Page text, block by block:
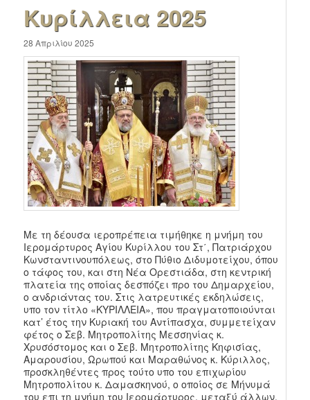
Κυρίλλεια 2025
28 Απριλίου 2025
Με τη δέουσα ιεροπρέπεια τιμήθηκε η μνήμη του
Ιερομάρτυρος Αγίου Κυρίλλου του Στ΄, Πατριάρχου
Κωνσταντινουπόλεως, στο Πύθιο Διδυμοτείχου, όπου
ο τάφος του, και στη Νέα Ορεστιάδα, στη κεντρική
πλατεία της οποίας δεσπόζει προ του Δημαρχείου,
ο ανδριάντας του. Στις λατρευτικές εκδηλώσεις,
υπο τον τίτλο «ΚΥΡΙΛΛΕΙΑ», που πραγματοποιούνται
κατ’ έτος την Κυριακή του Αντίπασχα, συμμετείχαν
φέτος ο Σεβ. Μητροπολίτης Μεσσηνίας κ.
Χρυσόστομος και ο Σεβ. Μητροπολίτης Κηφισίας,
Αμαρουσίου, Ωρωπού και Μαραθώνος κ. Κύριλλος,
προσκληθέντες προς τούτο υπο του επιχωρίου
Μητροπολίτου κ. Δαμασκηνού, ο οποίος σε Μήνυμά
του επι τη μνήμη του Ιερομάρτυρος, μεταξύ άλλων,